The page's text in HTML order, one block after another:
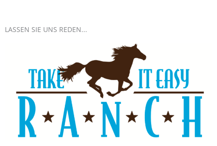
LASSEN SIE UNS REDEN...